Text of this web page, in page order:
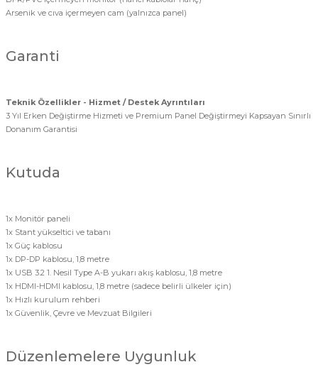
Arsenik ve cıva içermeyen cam (yalnızca panel)
Garanti
Teknik Özellikler - Hizmet / Destek Ayrıntıları
3 Yıl Erken Değiştirme Hizmeti ve Premium Panel Değiştirmeyi Kapsayan Sınırlı
Donanım Garantisi
Kutuda
1x Monitör paneli
1x Stant yükseltici ve tabanı
1x Güç kablosu
1x DP-DP kablosu, 1,8 metre
1x USB 3.2 1. Nesil Type A-B yukarı akış kablosu, 1,8 metre
1x HDMI-HDMI kablosu, 1,8 metre (sadece belirli ülkeler için)
1x Hızlı kurulum rehberi
1x Güvenlik, Çevre ve Mevzuat Bilgileri
Düzenlemelere Uygunluk